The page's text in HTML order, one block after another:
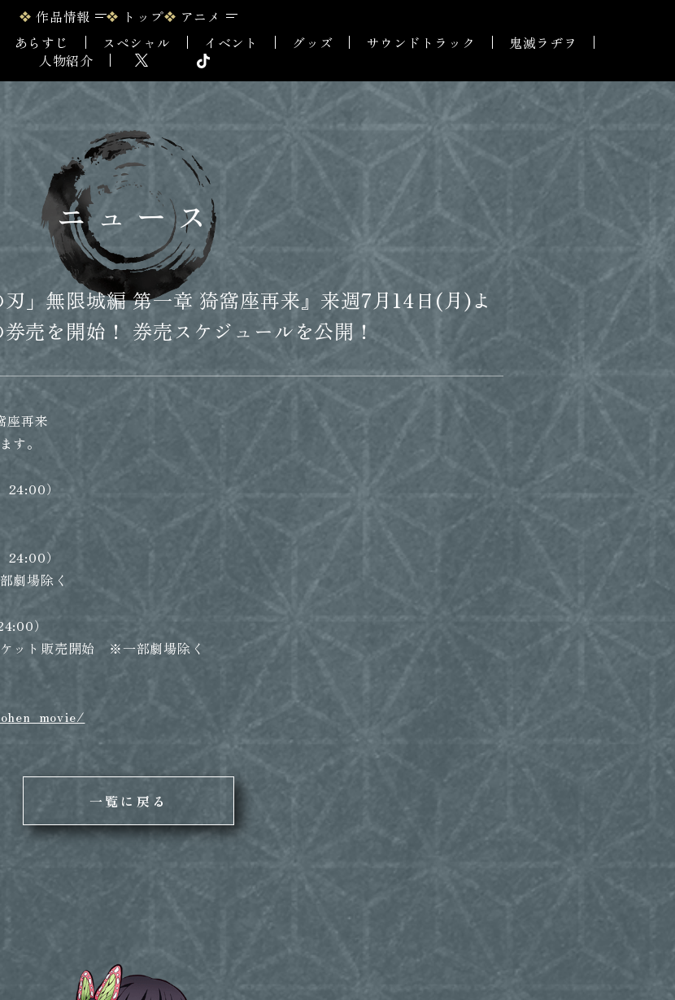
作品情報 トップ
アニメ
あらすじ スペシャル イベント グッズ サウンドトラック
鬼滅ラヂヲ
人物紹介
ニュース
刃」無限城編 第一章 猗窩座再来』来週7月14日(月)よ
券売を開始！ 券売スケジュールを公開！
座再来
す。
）
）
劇場除く
）
ット販売開始 ※一部劇場除く
一覧に戻る